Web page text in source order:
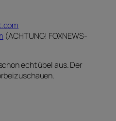
(ACHTUNG! FOXNEWS-
echt übel aus. Der